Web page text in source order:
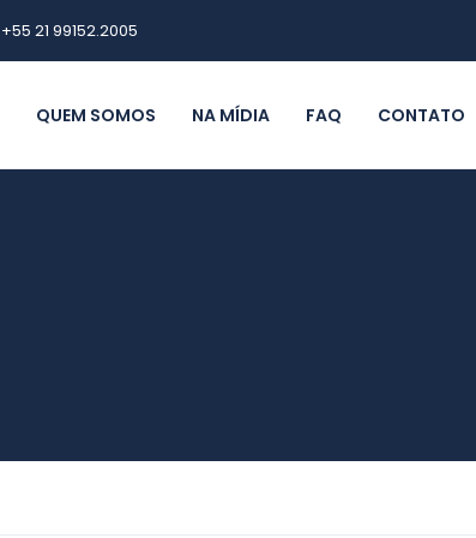
+55 21 99152.2005
QUEM SOMOS NA MÍDIA FAQ CONTATO